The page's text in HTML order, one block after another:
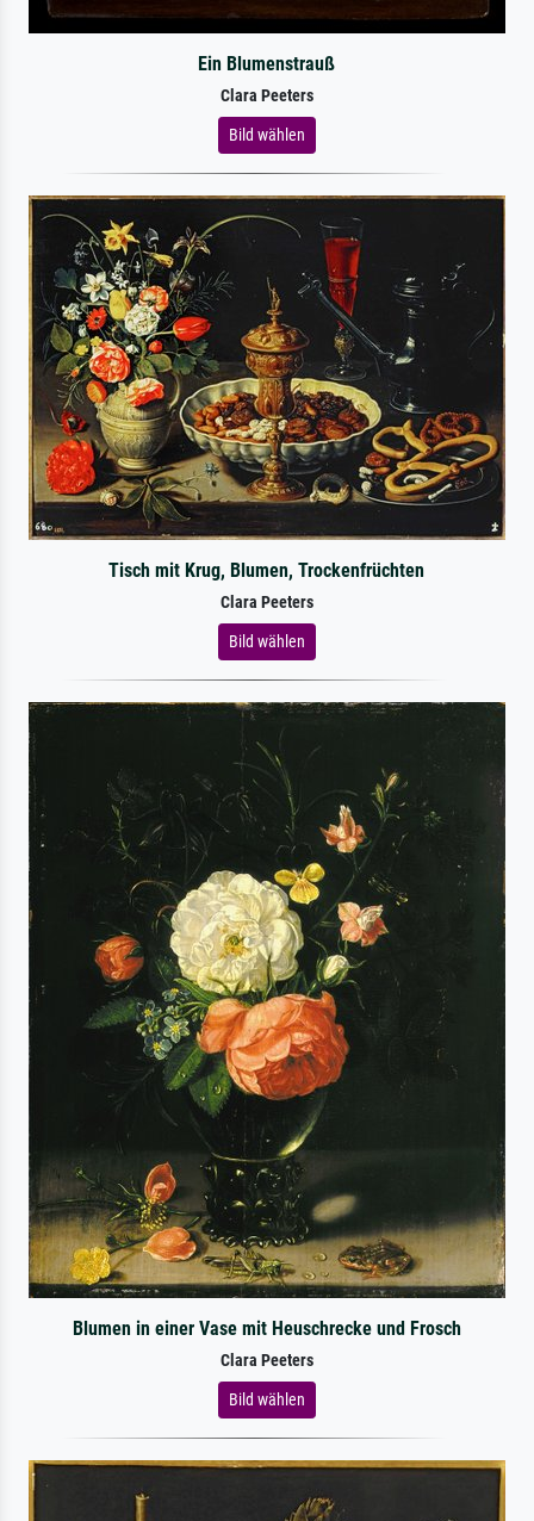
Ein Blumenstrauß
Clara Peeters
Bild wählen
Tisch mit Krug, Blumen, Trockenfrüchten
Clara Peeters
Bild wählen
Blumen in einer Vase mit Heuschrecke und Frosch
Clara Peeters
Bild wählen